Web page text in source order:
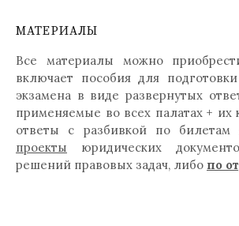
МАТЕРИАЛЫ
Все материалы можно
включает пособия для
экзамена в виде развернутых
применяемые во всех палатах + их
ответы с разбивкой по
проекты юридических
решений правовых задач, либо по